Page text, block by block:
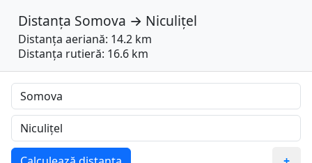
Distanța Somova → Niculițel
Distanța aeriană: 14.2 km
Distanța rutieră: 16.6 km